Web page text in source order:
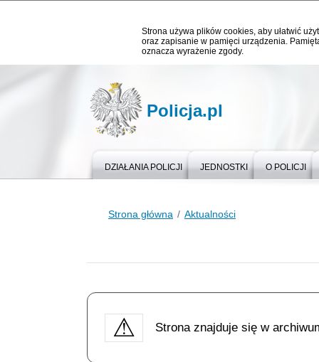
Strona używa plików cookies, aby ułatwić
oraz zapisanie w pamięci urządzenia.
oznacza wyrażenie zgody.
Policja.pl
DZIAŁANIA POLICJI JEDNOSTKI O POLICJI
Strona główna Aktualności
Strona znajduje się w